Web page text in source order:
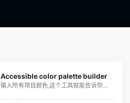
Accessible color palette builder
输入所有项目颜色,这个工具就能告诉你有哪些搭配是符合标准的,所有可以使用的配色一目了然